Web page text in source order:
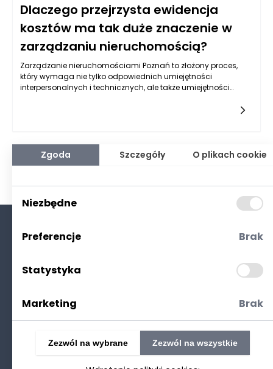
Dlaczego przejrzysta ewidencja
kosztów ma tak duże znaczenie w
zarządzaniu nieruchomością?
Zarządzanie nieruchomościami Poznań to złożony proces,
który wymaga nie tylko odpowiednich umiejętności
interpersonalnych i technicznych, ale także umiejętności
kluczową rolę w tym procesie, ponieważ stanowi fundament
są w stanie efektywnie planować budżet, co przekłada się na
lepszą rentowność inwestycji. Właściwie prowadzona
dokumentacja kosztów umożliwia także identyfikację
istotne w konkurencyjnym świecie zarządzania
nieruchomościami.
Polityka prywatności
Zgoda Szczegóły O plikach cookie
Niezbędne
Preferencje Brak
Statystyka
Marketing Brak
Zezwól na wybrane Zezwól na wszystkie